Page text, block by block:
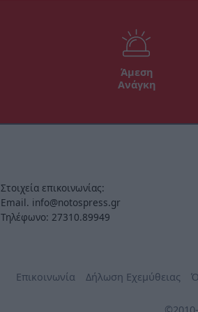
Άμεση
Ανάγκη
Στοιχεία επικοινωνίας:
Email. info@notospress.gr
Τηλέφωνο: 27310.89949
Επικοινωνία Δήλωση Εχεμύθειας